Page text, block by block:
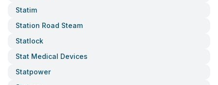
Statim
Station Road Steam
Statlock
Stat Medical Devices
Statpower